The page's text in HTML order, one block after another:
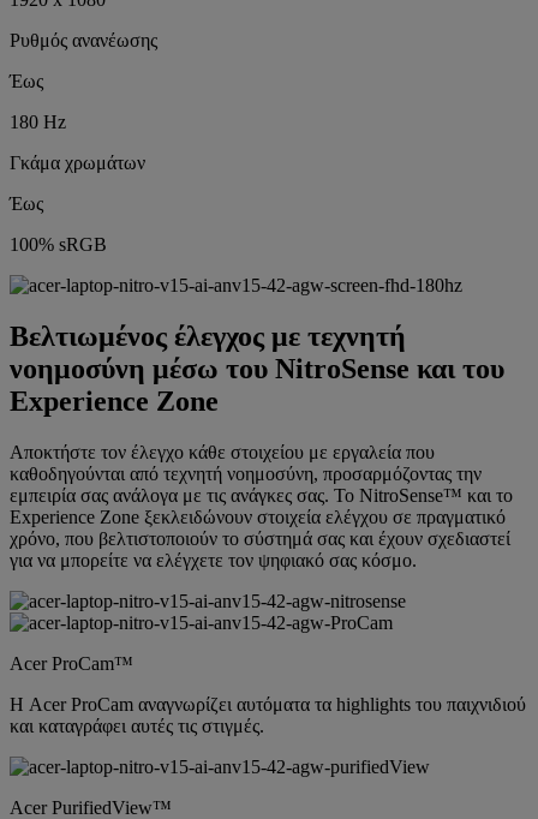
Ρυθμός ανανέωσης
Έως
180 Hz
Γκάμα χρωμάτων
Έως
100% sRGB
Βελτιωμένος έλεγχος με τεχνητή
νοημοσύνη μέσω του NitroSense και του
Experience Zone
Αποκτήστε τον έλεγχο κάθε στοιχείου με εργαλεία που
καθοδηγούνται από τεχνητή νοημοσύνη, προσαρμόζοντας την
εμπειρία σας ανάλογα με τις ανάγκες σας. Το ‌NitroSense™ και το
Experience Zone ξεκλειδώνουν στοιχεία ελέγχου σε πραγματικό
χρόνο, που βελτιστοποιούν το σύστημά σας και έχουν σχεδιαστεί
για να μπορείτε να ελέγχετε τον ψηφιακό σας κόσμο.
Acer ProCam™
Η Acer ProCam αναγνωρίζει αυτόματα τα highlights του παιχνιδιού
και καταγράφει αυτές τις στιγμές.
Acer PurifiedView™